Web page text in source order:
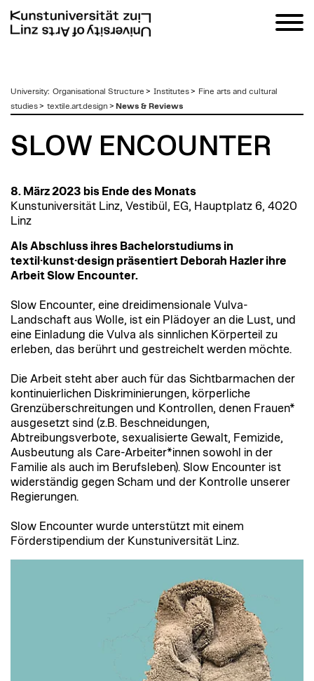
zum
Inhalt
University: Organisational Structure > Institutes> Fine arts and cultural
studies> textile.art.design > News & Reviews
SLOW ENCOUNTER
8. März 2023 bis Ende des Monats
Kunstuniversität Linz, Vestibül, EG, Hauptplatz 6, 4020
Linz
Als Abschluss ihres Bachelorstudiums in
textil·kunst·design präsentiert Deborah Hazler ihre
Arbeit Slow Encounter.
Slow Encounter, eine dreidimensionale Vulva-
Landschaft aus Wolle, ist ein Plädoyer an die Lust, und
eine Einladung die Vulva als sinnlichen Körperteil zu
erleben, das berührt und gestreichelt werden möchte.
Die Arbeit steht aber auch für das Sichtbarmachen der
kontinuierlichen Diskriminierungen, körperliche
Grenzüberschreitungen und Kontrollen, denen Frauen*
ausgesetzt sind (z.B. Beschneidungen,
Abtreibungsverbote, sexualisierte Gewalt, Femizide,
Ausbeutung als Care-Arbeiter*innen sowohl in der
Familie als auch im Berufsleben). Slow Encounter ist
widerständig gegen Scham und der Kontrolle unserer
Regierungen.
Slow Encounter wurde unterstützt mit einem
Förderstipendium der Kunstuniversität Linz.